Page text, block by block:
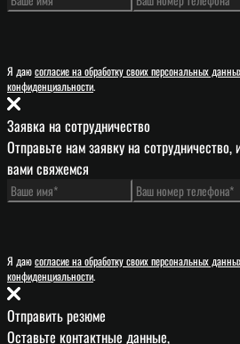
Я даюсогласие на обработку своих персональных
конфиденциальности.
Заявка на сотрудничество
Отправьте нам заявку на
вами свяжемся
Я даюсогласие на обработку своих персональных
конфиденциальности.
Отправить резюме
Оставьте контактные данные,